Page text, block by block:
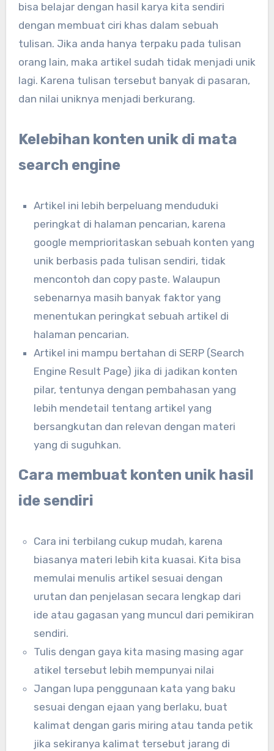
bisa belajar dengan hasil karya kita sendiri
dengan membuat ciri khas dalam sebuah
tulisan. Jika anda hanya terpaku pada tulisan
orang lain, maka artikel sudah tidak menjadi unik
lagi. Karena tulisan tersebut banyak di pasaran,
dan nilai uniknya menjadi berkurang.
Kelebihan konten unik di mata
search engine
Artikel ini lebih berpeluang menduduki
peringkat di halaman pencarian, karena
google memprioritaskan sebuah konten yang
unik berbasis pada tulisan sendiri, tidak
mencontoh dan copy paste. Walaupun
sebenarnya masih banyak faktor yang
menentukan peringkat sebuah artikel di
halaman pencarian.
Artikel ini mampu bertahan di SERP (Search
Engine Result Page) jika di jadikan konten
pilar, tentunya dengan pembahasan yang
lebih mendetail tentang artikel yang
bersangkutan dan relevan dengan materi
yang di suguhkan.
Cara membuat konten unik hasil
ide sendiri
Cara ini terbilang cukup mudah, karena
biasanya materi lebih kita kuasai. Kita bisa
memulai menulis artikel sesuai dengan
urutan dan penjelasan secara lengkap dari
ide atau gagasan yang muncul dari pemikiran
sendiri.
Tulis dengan gaya kita masing masing agar
atikel tersebut lebih mempunyai nilai
Jangan lupa penggunaan kata yang baku
sesuai dengan ejaan yang berlaku, buat
kalimat dengan garis miring atau tanda petik
jika sekiranya kalimat tersebut jarang di